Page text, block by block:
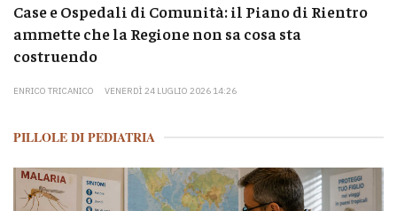
Case e Ospedali di Comunità: il Piano di Rientro
ammette che la Regione non sa cosa sta
costruendo
ENRICO TRICANICO VENERDÌ 24 LUGLIO 2026 14:26
PILLOLE DI PEDIATRIA